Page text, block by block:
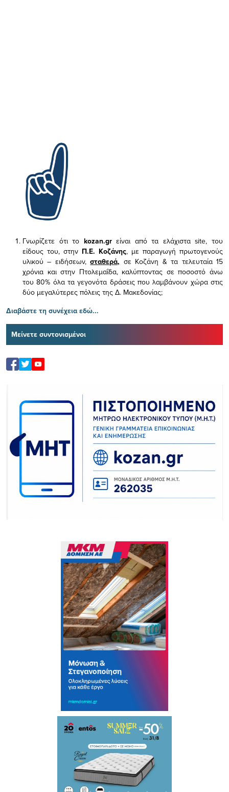
Γνωρίζετε ότι το kozan.gr είναι από τα ελάχισταsite, του
είδους του, στην Π.Ε. Κοζάνης, με παραγωγή πρωτογενούς
υλικού – ειδήσεων,σταθερά, σε Κοζάνη & τα τελευταία 15
χρόνια και στην Πτολεμαΐδα, καλύπτοντας σε ποσοστό άνω
του 80% όλα τα γεγονότα δράσεις που λαμβάνουν χώρα στις
δύο μεγαλύτερες πόλεις της Δ. Μακεδονίας;
Διαβάστε τη συνέχεια εδώ...
Μείνετε συντονισμένοι